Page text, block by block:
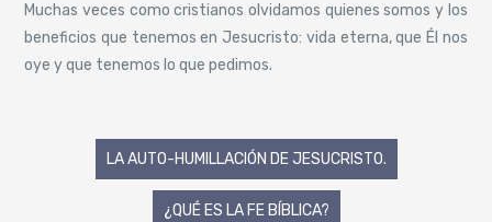
Muchas veces como cristianos olvidamos quienes somos y los
beneficios que tenemos en Jesucristo: vida eterna, que Él nos
oye y que tenemos lo que pedimos.
Navegación
LA AUTO-HUMILLACIÓN DE JESUCRISTO.
¿QUÉ ES LA FE BÍBLICA?